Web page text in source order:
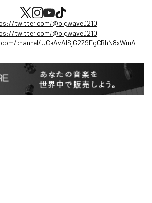
twitter.com/@bigwave0210
twitter.com/@bigwave0210
channel/UCeAvAISjG2Z9EgCBhN8sWmA